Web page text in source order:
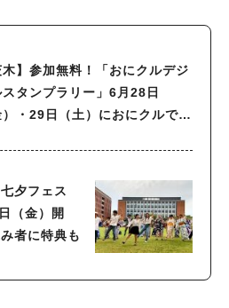
木】参加無料！「おにクルデジ
スタンプラリー」6月28日
）・29日（土）におにクルで開
夕フェス
（金）開
者に特典も